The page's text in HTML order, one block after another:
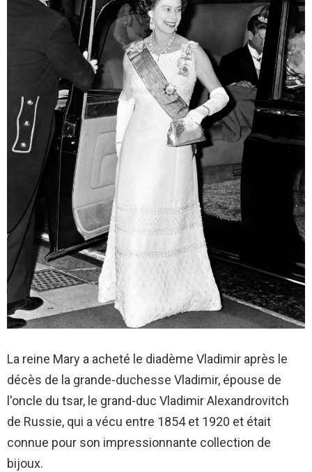
La reine Mary a acheté le diadème Vladimir après le
décès de la grande-duchesse Vladimir, épouse de
l'oncle du tsar, le grand-duc Vladimir Alexandrovitch
de Russie, qui a vécu entre 1854 et 1920 et était
connue pour son impressionnante collection de
bijoux.